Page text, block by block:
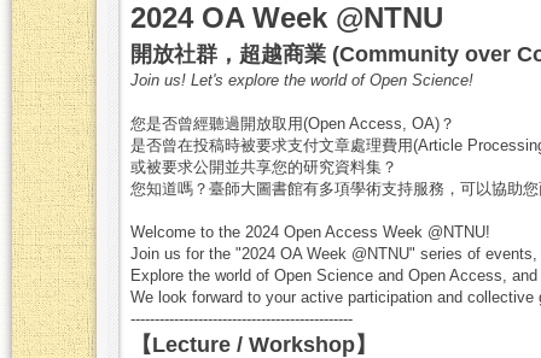
2024 OA Week @NTNU
開放社群，超越商業 (Community over
Join us! Let's explore the world of Open Science!
您是否曾經聽過開放取用(Open Access, OA)？
是否曾在投稿時被要求支付文章處理費用(Article
或被要求公開並共享您的研究資料集？
您知道嗎？臺師大圖書館有多項學術支持服務，可以協助
Welcome to the 2024 Open Access Week @NTNU!
Join us for the "2024 OA Week @NTNU" series of
Explore the world of Open Science and Open Access,
We look forward to your active participation and
----------------------------------------------
【Lecture / Workshop】